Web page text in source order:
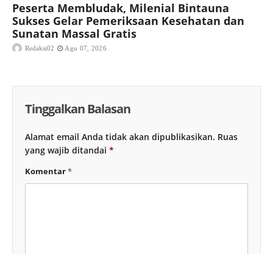
Peserta Membludak, Milenial Bintauna
Sukses Gelar Pemeriksaan Kesehatan dan
Sunatan Massal Gratis
Redaksi02 Agu 07, 2026
Tinggalkan Balasan
Alamat email Anda tidak akan dipublikasikan. Ruas
yang wajib ditandai *
Komentar*